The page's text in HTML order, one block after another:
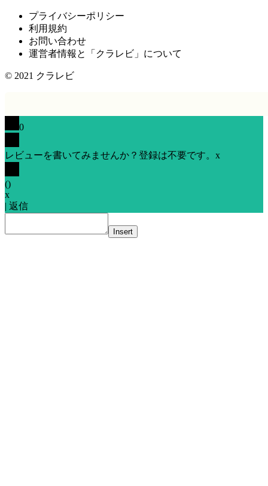
プライバシーポリシー
利用規約
お問い合わせ
運営者情報と「クラレビ」について
© 2021 クラレビ
0
レビューを書いてみませんか？登録は不要です。 x
()
x
| 返信
Insert